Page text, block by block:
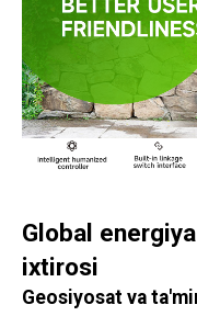
Global
ixtirosi
Geosiyosat va